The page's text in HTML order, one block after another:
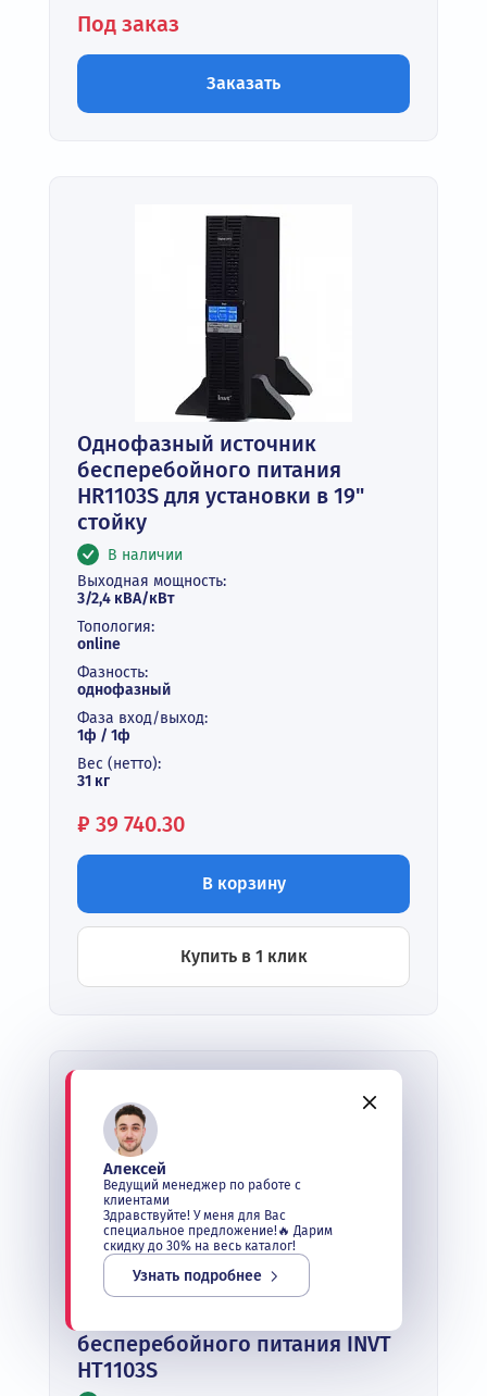
Под заказ
Заказать
Однофазный источник
бесперебойного питания
HR1103S для установки в 19"
стойку
В наличии
Выходная мощность:
3/2,4 кВА/кВт
Топология:
online
Фазность:
однофазный
Фаза вход/выход:
1ф / 1ф
Вес (нетто):
31 кг
Цена:
₽ 39 740.30
В корзину
Купить в 1 клик
бесперебойного питания INVT
HT1103S
Алексей
Ведущий менеджер по работе с
клиентами
Здравствуйте! У меня для Вас
специальное предложение!🔥 Дарим
скидку до 30% на весь каталог!
Узнать подробнее